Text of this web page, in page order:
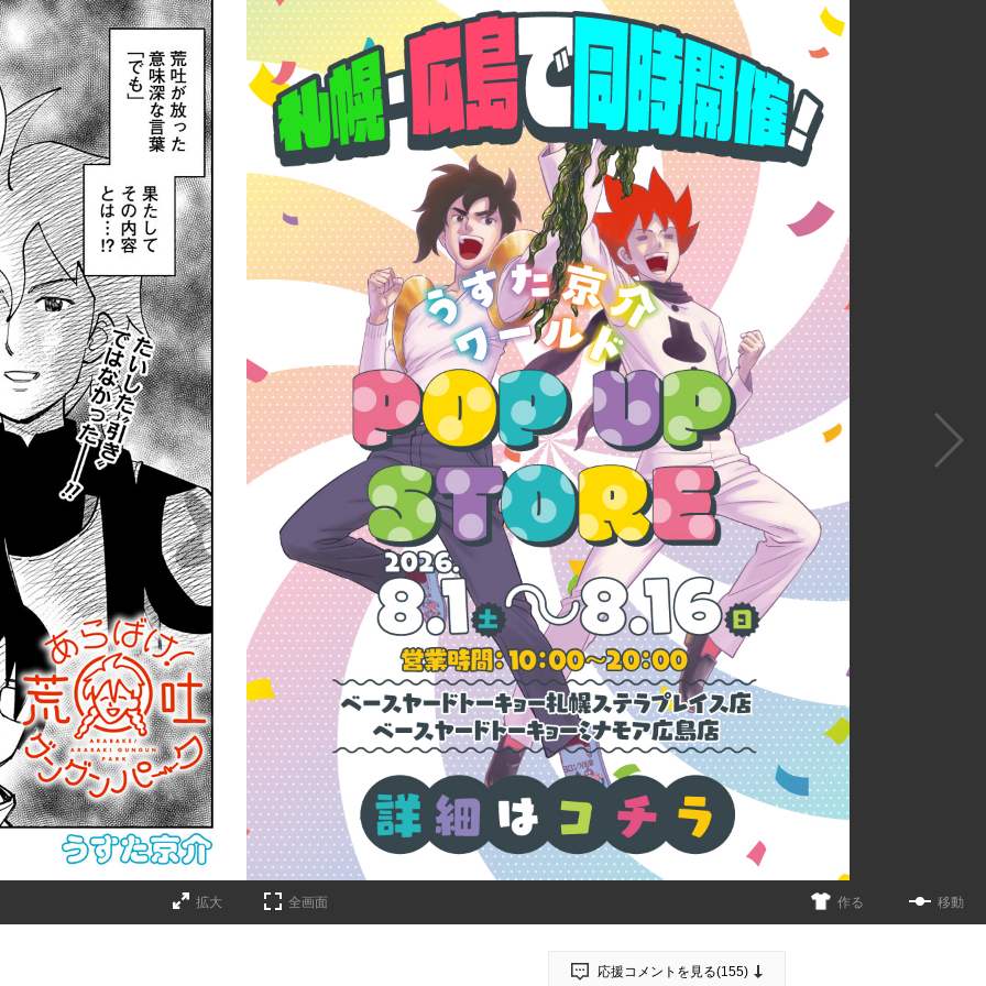
詳細ページへのリンク
拡大 全画面 作る 移動
応援コメントを見る(155)